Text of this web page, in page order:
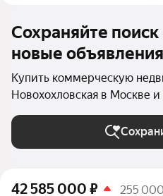
Сохраняйте поиск
новые объявления
Купить коммерческую
Новохохловская в Москве
42 585 000 ₽ 255